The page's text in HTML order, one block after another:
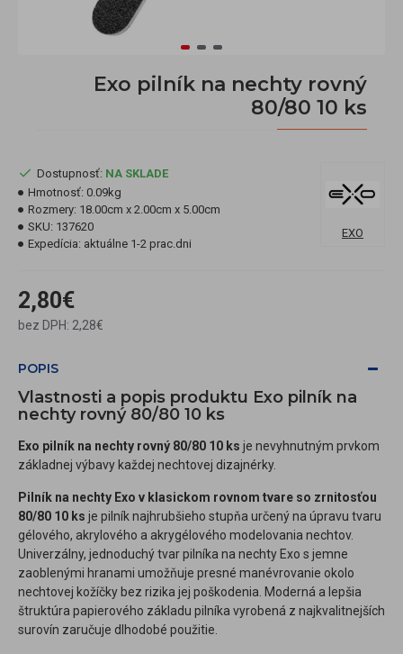
Exo pilník na nechty rovný
80/80 10 ks
2,80€
bez DPH: 2,28€
Dostupnosť: NA SKLADE
Hmotnosť: 0.09kg
Rozmery: 18.00cm x 2.00cm x 5.00cm
SKU: 137620
Expedícia: aktuálne 1-2 prac.dni
EXO
POPIS
Vlastnosti a popis produktu Exo pilník na
nechty rovný 80/80 10 ks
Exo pilník na nechty rovný 80/80 10 ks je nevyhnutným prvkom
základnej výbavy každej nechtovej dizajnérky.
Pilník na nechty Exo v klasickom rovnom tvare so zrnitosťou
80/80 10 ks je pilník najhrubšieho stupňa určený na úpravu tvaru
gélového, akrylového a akrygélového modelovania nechtov.
Univerzálny, jednoduchý tvar pilníka na nechty Exo s jemne
zaoblenými hranami umožňuje presné manévrovanie okolo
nechtovej kožíčky bez rizika jej poškodenia. Moderná a lepšia
štruktúra papierového základu pilníka vyrobená z najkvalitnejších
surovín zaručuje dlhodobé použitie.